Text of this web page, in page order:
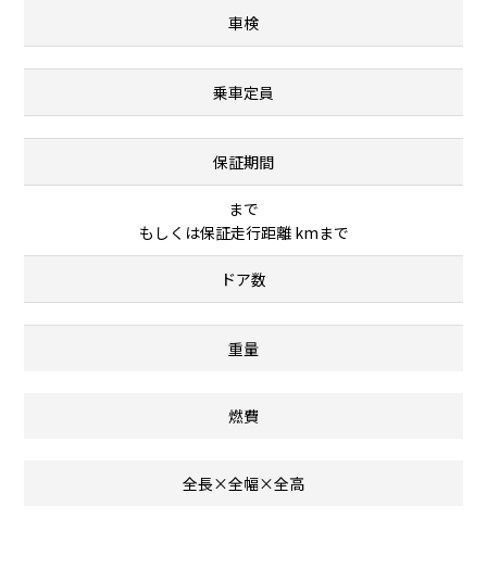
車検
乗車定員
保証期間
まで
もしくは保証走行距離 kmまで
ドア数
重量
燃費
全長×全幅×全高